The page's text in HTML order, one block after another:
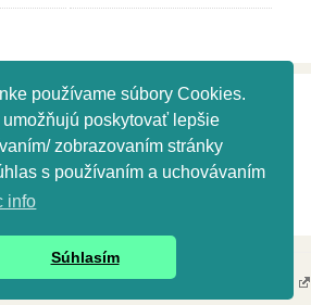
používame súbory Cookies.
poskytovať lepšie
zobrazovaním stránky
s používaním a uchovávaním
info
Súhlasím
Info
Dodanie tovaru
Doprava
Dodacie podmienky